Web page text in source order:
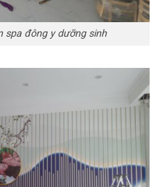
spa đông y dưỡng sinh